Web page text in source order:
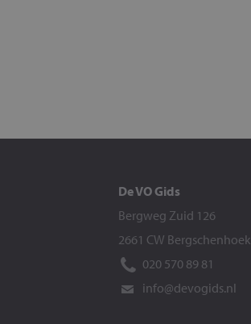
De VO Gids
Bergweg Zuid 126
2661 CW Bergschenhoek
020 570 89 81
info@devogids.nl